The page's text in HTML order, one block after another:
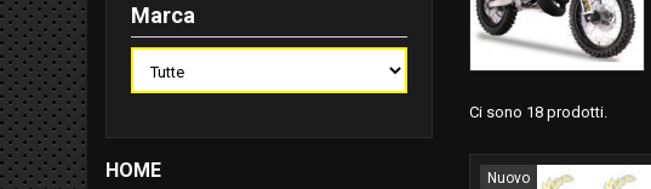
Marca
HOME
Ci sono 18 prodotti.
Nuovo